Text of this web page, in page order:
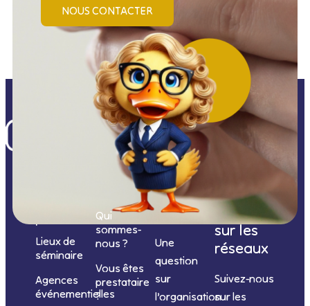
NOUS CONTACTER
prestations
Lieux de
séminaire
Agences
événementielles
Informations
Qui
sommes-
nous ?
Vous êtes
prestataire
?
Nous
contacter
Une
question
sur
l’organisation
Nous
suivre
sur les
réseaux
Suivez-nous
sur les